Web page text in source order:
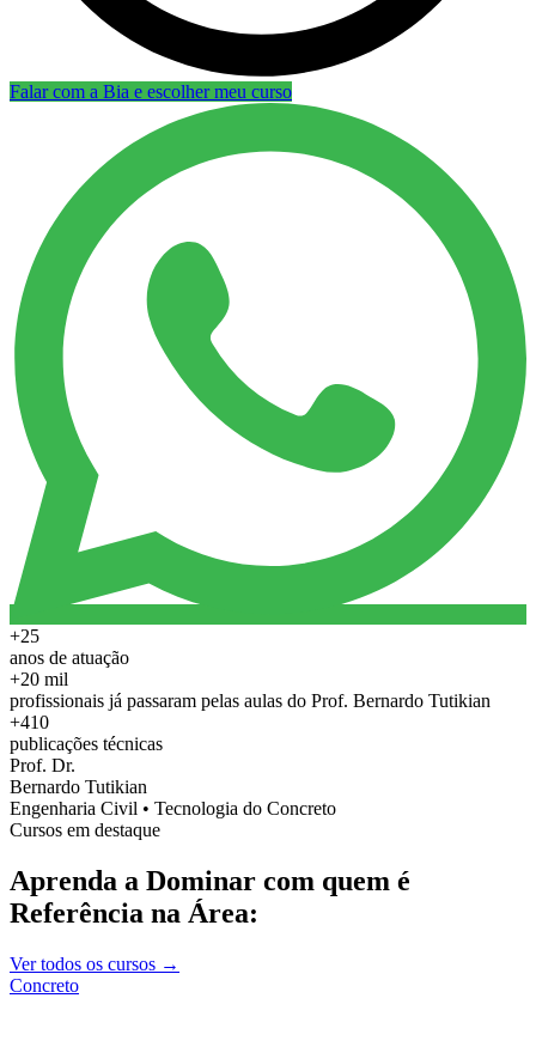
Falar com a Bia e escolher meu curso
+25
anos de atuação
+20 mil
profissionais já passaram pelas aulas do Prof. Bernardo Tutikian
+410
publicações técnicas
Prof. Dr.
Bernardo Tutikian
Engenharia Civil • Tecnologia do Concreto
Cursos em destaque
Aprenda a Dominar com quem é
Referência na Área:
Ver todos os cursos →
Concreto